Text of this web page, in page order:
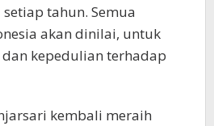
tahun. Semua
akan dinilai, untuk
kepedulian terhadap
kembali meraih